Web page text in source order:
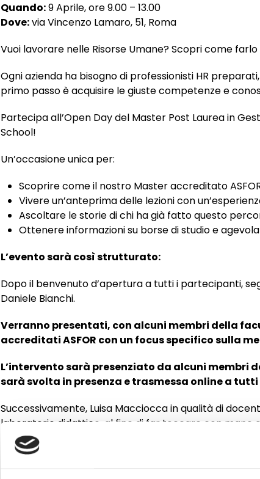
Quando:9 Aprile, ore 9.00 – 13.00
Dove:via Vincenzo Lamaro, 51, Roma
Vuoi lavorare nelle Risorse Umane? Scopri come farlo
Ogni azienda ha bisogno di professionisti HR
primo passo è acquisire le giuste competenze e
Partecipa all’Open Day del Master Post Laurea in
School!
Un’occasione unica per:
Scoprire come il nostro Master accreditato
Vivere un’anteprima delle lezioni con
Ascoltare le storie di chi ha già fatto questo
Ottenere informazioni su borse di studio e
L’evento sarà così strutturato:
Dopo il benvenuto d’apertura a tutti i partecipanti,
Daniele Bianchi.
Verranno presentati, con alcuni membri della
accreditati ASFOR con un focus specifico sulla
L’intervento sarà presenziato da alcuni
sarà svolta in presenza e trasmessa online a
Successivamente, Luisa Macciocca in qualità di
laboratorio didattico, al fine di far toccare con mano
Al termine degli interventi, si darà spazio alle